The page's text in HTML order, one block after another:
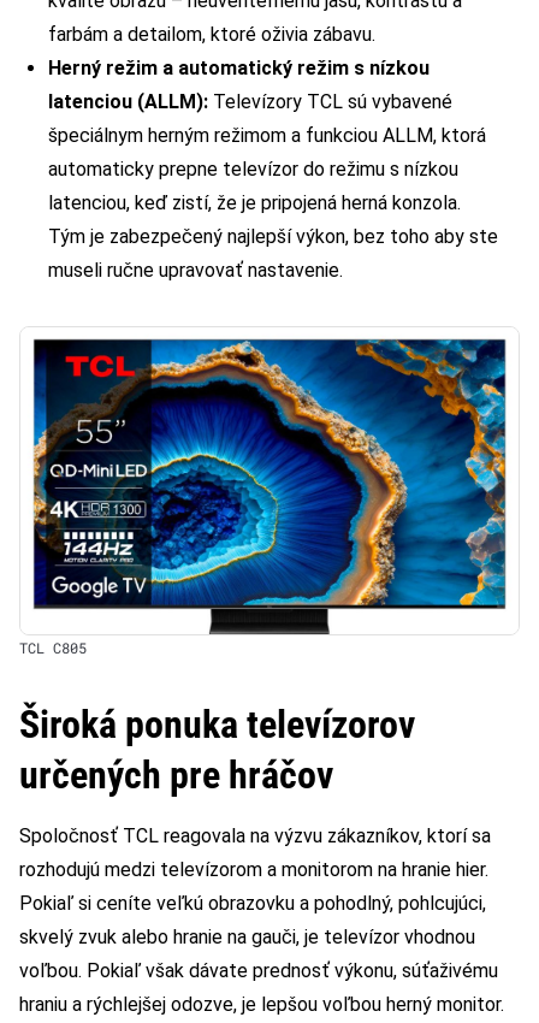
farbám a detailom, ktoré oživia zábavu.
Herný režim a automatický režim s nízkou
latenciou (ALLM): Televízory TCL sú vybavené
špeciálnym herným režimom a funkciou ALLM, ktorá
automaticky prepne televízor do režimu s nízkou
latenciou, keď zistí, že je pripojená herná konzola.
Tým je zabezpečený najlepší výkon, bez toho aby ste
museli ručne upravovať nastavenie.
TCL C805
Široká ponuka televízorov
určených pre hráčov
Spoločnosť TCL reagovala na výzvu zákazníkov, ktorí sa
rozhodujú medzi televízorom a monitorom na hranie hier.
Pokiaľ si ceníte veľkú obrazovku a pohodlný, pohlcujúci,
skvelý zvuk alebo hranie na gauči, je televízor vhodnou
voľbou. Pokiaľ však dávate prednosť výkonu, súťaživému
hraniu a rýchlejšej odozve, je lepšou voľbou herný monitor.